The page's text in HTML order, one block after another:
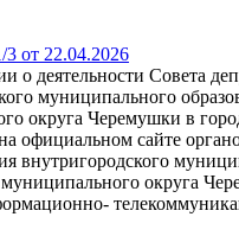
от 22.04.2026
о деятельности Совета
муниципального
округа Черемушки в
официальном сайте
внутригородского
муниципального округа